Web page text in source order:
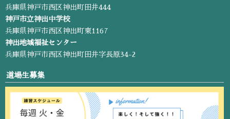
兵庫県神戸市西区神出町田井444
神戸市立神出中学校
兵庫県神戸市西区神出町東1167
神出地域福祉センター
兵庫県神戸市西区神出町田井字長原34-2
道場生募集